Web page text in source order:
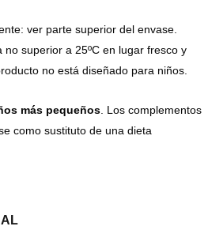
ver parte superior del envase.
superior a 25ºC en lugar fresco y
no está diseñado para niños.
más pequeños. Los complementos
como sustituto de una dieta